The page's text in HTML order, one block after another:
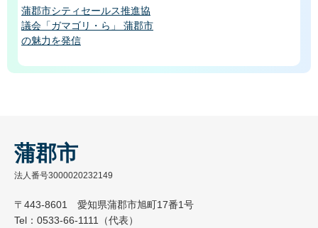
蒲郡市シティセールス推進協
議会「ガマゴリ・ら」 蒲郡市
の魅力を発信
蒲郡市
法人番号3000020232149
〒443-8601 愛知県蒲郡市旭町17番1号
Tel：0533-66-1111（代表）